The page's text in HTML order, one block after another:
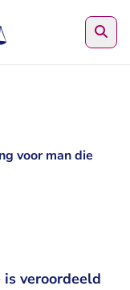
voor man die
veroordeeld